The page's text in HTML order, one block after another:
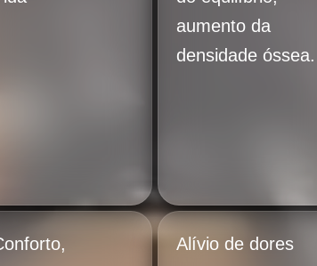
aumento da
densidade óssea.
Alívio de dores